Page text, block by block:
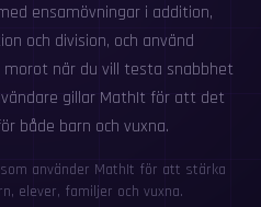
ensamövningar i addition,
och division, och använd
när du vill testa snabbhet
gillar MathIt för att det
både barn och vuxna.
använder MathIt för att stärka
elever, familjer och vuxna.